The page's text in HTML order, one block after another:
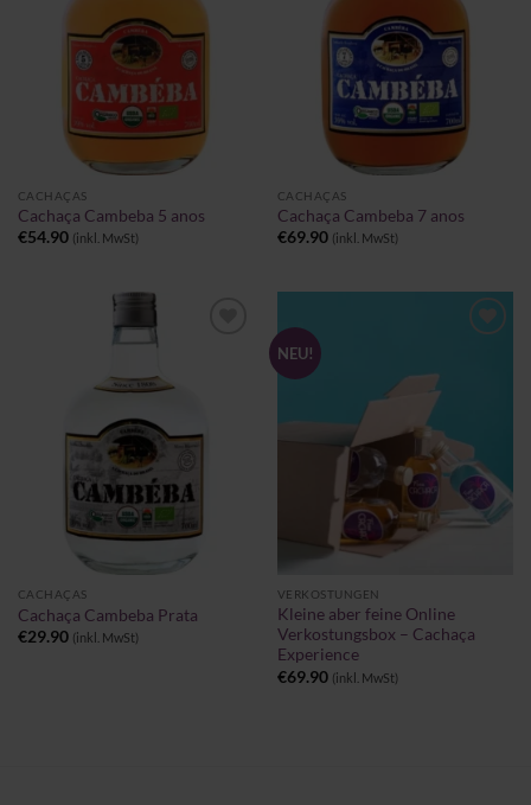
CACHAÇAS
Cachaça Cambeba 5 anos
€54.90 (inkl. MwSt)
CACHAÇAS
Cachaça Cambeba 7 anos
€69.90 (inkl. MwSt)
hinzufügen
CACHAÇAS
Cachaça Cambeba Prata
€29.90 (inkl. MwSt)
NEU!
hinzufügen
VERKOSTUNGEN
Kleine aber feine Online
Verkostungsbox – Cachaça
Experience
€69.90 (inkl. MwSt)